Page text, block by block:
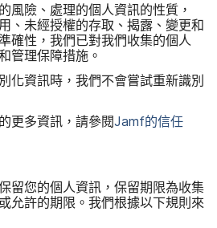
風險、​處理​的​個人​資訊​的​性質，​
、​未​經​授權​的​存取、​揭露、​變更​和​
確性，​我們​已​對​我們​收集​的​個人​
管理​保障​措施。
化​資訊​時，​我們​不會​嘗試重​新識別​
更多​資訊，​請​參閱Jamf的​信任​
留您​的​個人​資訊，​保留期​限為​收集​
允許​的​期限。​我們​根據​以下規​則​來​